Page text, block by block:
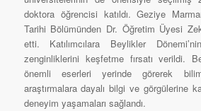
doktora öğrencisi katıldı. Geziye
Tarihi Bölümünden Dr. Öğretim Üyesi
etti. Katılımcılara Beylikler
zenginliklerini keşfetme fırsatı verildi.
önemli eserleri yerinde görerek
araştırmalara dayalı bilgi ve görgülerine
deneyim yaşamaları sağlandı.